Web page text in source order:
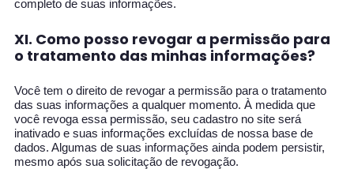
completo de suas informações.
XI. Como posso revogar a permissão para
o tratamento das minhas informações?
Você tem o direito de revogar a permissão para o tratamento
das suas informações a qualquer momento. À medida que
você revoga essa permissão, seu cadastro no site será
inativado e suas informações excluídas de nossa base de
dados. Algumas de suas informações ainda podem persistir,
mesmo após sua solicitação de revogação.